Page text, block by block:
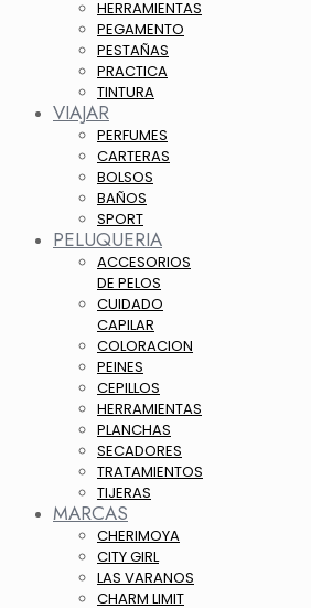
HERRAMIENTAS
PEGAMENTO
PESTAÑAS
PRACTICA
TINTURA
VIAJAR
PERFUMES
CARTERAS
BOLSOS
BAÑOS
SPORT
PELUQUERIA
ACCESORIOS
DE PELOS
CUIDADO
CAPILAR
COLORACION
PEINES
CEPILLOS
HERRAMIENTAS
PLANCHAS
SECADORES
TRATAMIENTOS
TIJERAS
MARCAS
CHERIMOYA
CITY GIRL
LAS VARANOS
CHARM LIMIT